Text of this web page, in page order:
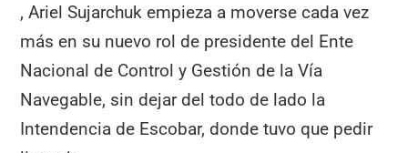
, Ariel Sujarchuk empieza a moverse cada vez
más en su nuevo rol de presidente del Ente
Nacional de Control y Gestión de la Vía
Navegable, sin dejar del todo de lado la
Intendencia de Escobar, donde tuvo que pedir